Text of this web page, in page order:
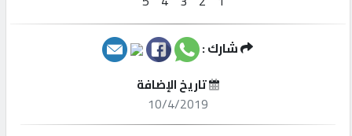
بنا
شارك :
تاريخ الإضافة
10/4/2019